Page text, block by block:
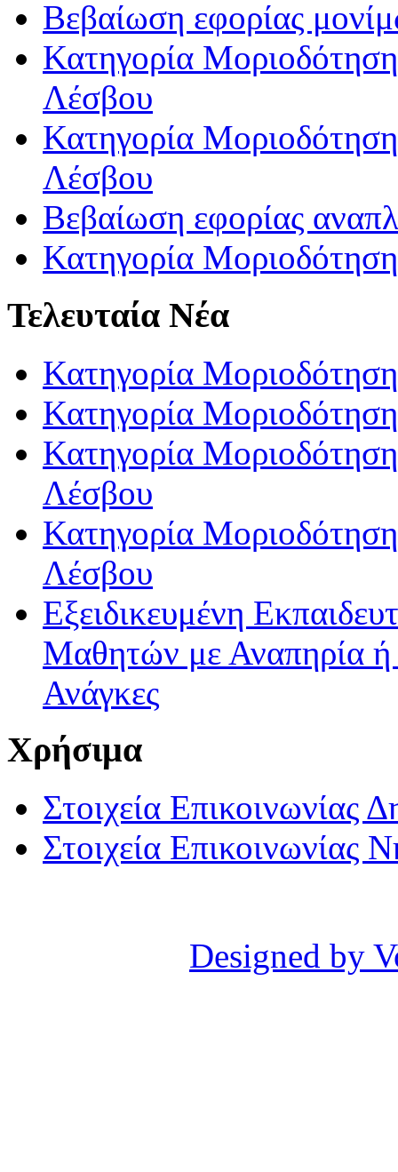
Βεβαίωση εφορίας
Κατηγορία
Λέσβου
Κατηγορία
Λέσβου
Βεβαίωση εφορίας
Κατηγορία
Τελευταία Νέα
Κατηγορία
Κατηγορία
Κατηγορία
Λέσβου
Κατηγορία
Λέσβου
Εξειδικευμένη
Μαθητών με Αναπηρία ή /
Ανάγκες
Χρήσιμα
Στοιχεία Επικοινωνίας
Στοιχεία Επικοινωνίας
Designed by